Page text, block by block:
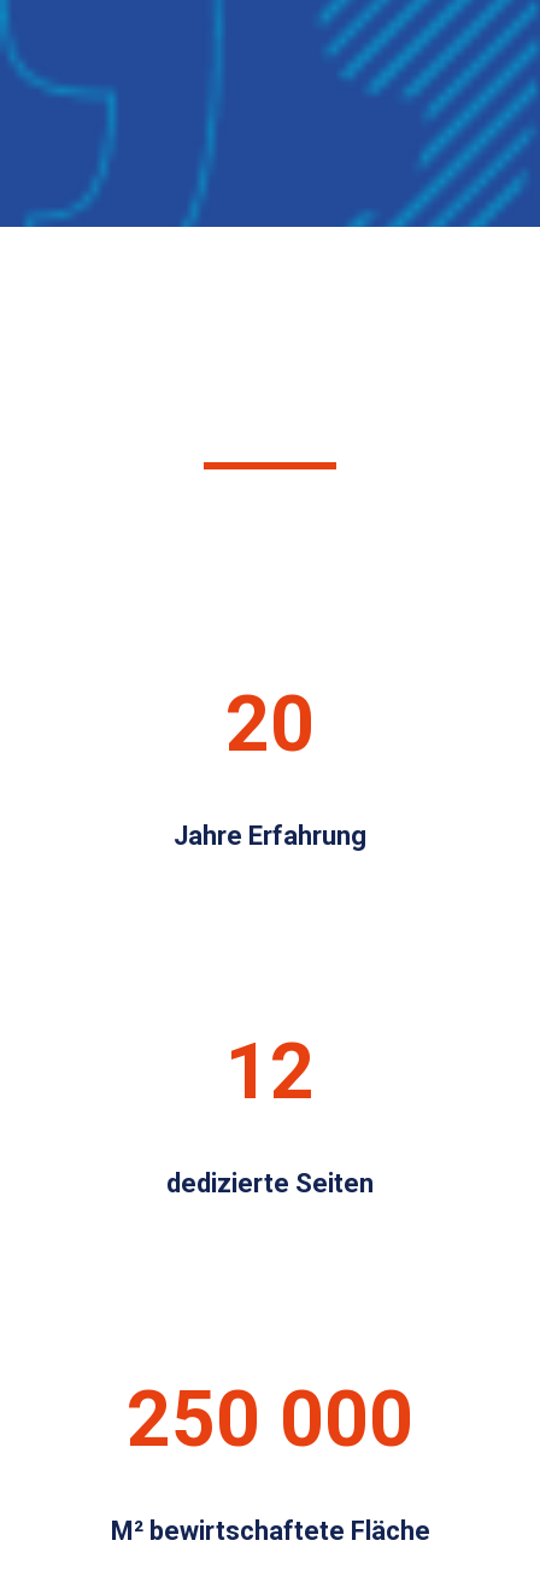
20
Jahre Erfahrung
12
dedizierte Seiten
250 000
M² bewirtschaftete Fläche